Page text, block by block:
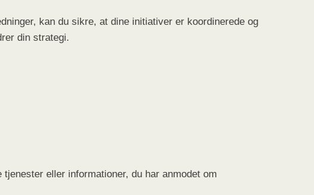
kan du sikre, at dine initiativer er koordinerede og
din strategi.
eller informationer, du har anmodet om